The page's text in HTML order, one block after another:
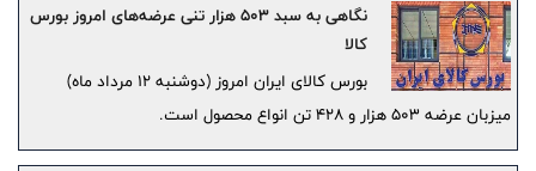
نگاهی به سبد ۵۰۳ هزار تنی عرضه‌های امروز بورس
کالا
بورس کالای ایران امروز (دوشنبه ۱۲ مرداد ماه)
میزبان عرضه ۵۰۳ هزار و ۴۲۸ تن انواع محصول است.